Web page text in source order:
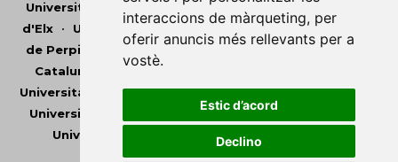
interaccions de màrqueting, per
oferir anuncis més rellevants per a
vostè.
Estic d’acord
Declino
Universitat de Lleida
•
Universitat Miguel Hernández
d'Elx• Universitat Oberta de Catalunya •Universitat
de Perpinyà Via Domitia
•
Universitat Politècnica de
Catalunya
Universitat Politècnica de València
Universitat Pompeu Fabra•Universitat Ramon Llull
Universitat Rovira i Virgili
•Universitat de Sàsser
Universitat de València
•Universitat de Vic -
Universitat Central de Catalunya